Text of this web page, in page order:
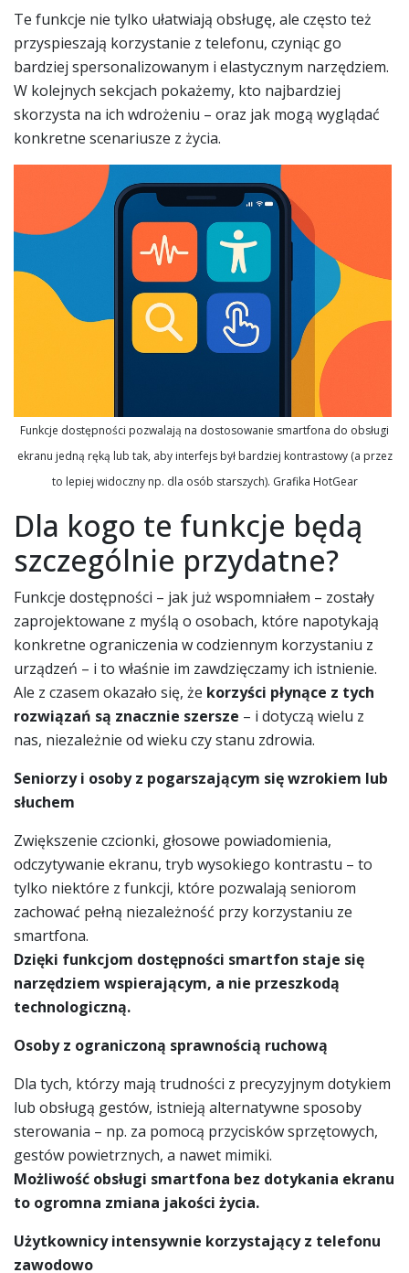
Te funkcje nie tylko ułatwiają obsługę, ale często też
przyspieszają korzystanie z telefonu, czyniąc go
bardziej spersonalizowanym i elastycznym narzędziem.
W kolejnych sekcjach pokażemy, kto najbardziej
skorzysta na ich wdrożeniu – oraz jak mogą wyglądać
konkretne scenariusze z życia.
Funkcje dostępności pozwalają na dostosowanie smartfona do obsługi
ekranu jedną ręką lub tak, aby interfejs był bardziej kontrastowy (a przez
to lepiej widoczny np. dla osób starszych). Grafika HotGear
Dla kogo te funkcje będą
szczególnie przydatne?
Funkcje dostępności – jak już wspomniałem – zostały
zaprojektowane z myślą o osobach, które napotykają
konkretne ograniczenia w codziennym korzystaniu z
urządzeń – i to właśnie im zawdzięczamy ich istnienie.
Ale z czasem okazało się, że korzyści płynące z tych
rozwiązań są znacznie szersze – i dotyczą wielu z
nas, niezależnie od wieku czy stanu zdrowia.
Seniorzy i osoby z pogarszającym się wzrokiem lub
słuchem
Zwiększenie czcionki, głosowe powiadomienia,
odczytywanie ekranu, tryb wysokiego kontrastu – to
tylko niektóre z funkcji, które pozwalają seniorom
zachować pełną niezależność przy korzystaniu ze
smartfona.
Dzięki funkcjom dostępności smartfon staje się
narzędziem wspierającym, a nie przeszkodą
technologiczną.
Osoby z ograniczoną sprawnością ruchową
Dla tych, którzy mają trudności z precyzyjnym dotykiem
lub obsługą gestów, istnieją alternatywne sposoby
sterowania – np. za pomocą przycisków sprzętowych,
gestów powietrznych, a nawet mimiki.
Możliwość obsługi smartfona bez dotykania ekranu
to ogromna zmiana jakości życia.
Użytkownicy intensywnie korzystający z telefonu
zawodowo